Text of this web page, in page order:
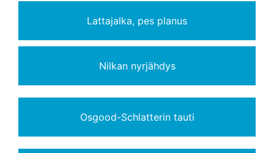
Lattajalka, pes planus
Nilkan nyrjähdys
Osgood-Schlatterin tauti